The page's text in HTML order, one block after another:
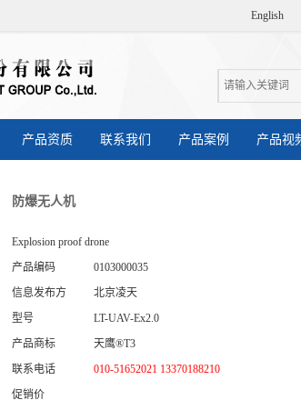
English
产品资质 联系我们 产品案例 产品视
防爆无人机
Explosion proof drone
产品编码
0103000035
信息发布方
北京凌天
型号
LT-UAV-Ex2.0
产品商标
天鹰®T3
联系电话
010-51652021 13370188210
促销价